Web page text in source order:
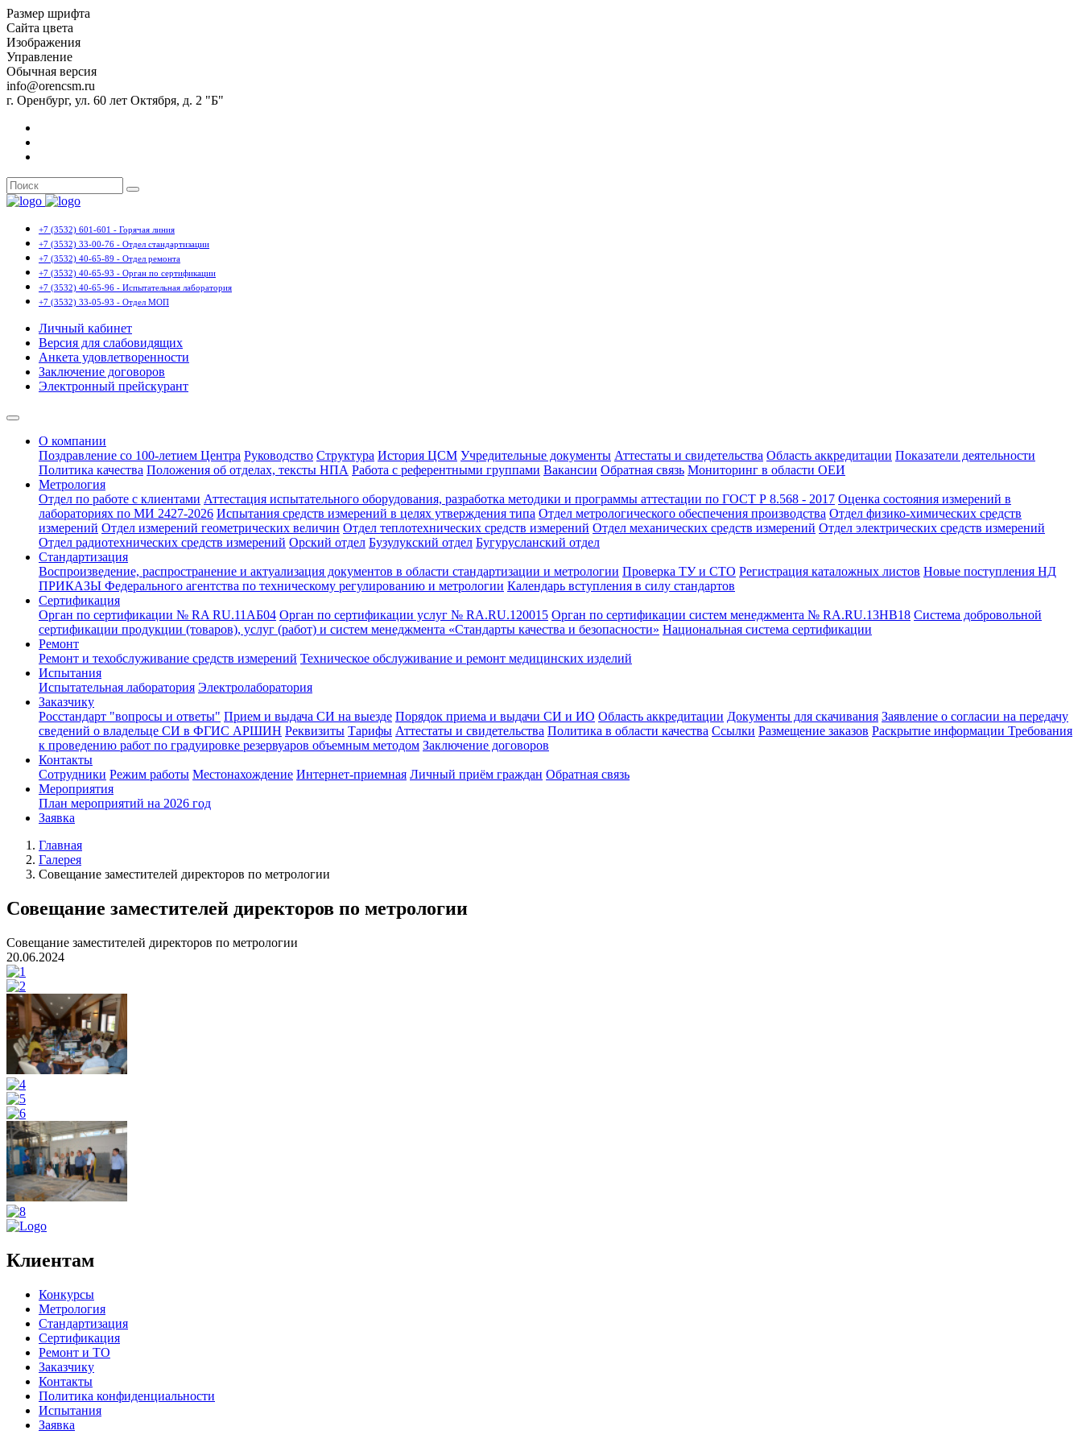
Размер шрифта
Сайта цвета
Изображения
Управление
Обычная версия
info@orencsm.ru
г. Оренбург, ул. 60 лет Октября, д. 2 "Б"
+7 (3532) 601-601 - Горячая линия
+7 (3532) 33-00-76 - Отдел стандартизации
+7 (3532) 40-65-89 - Отдел ремонта
+7 (3532) 40-65-93 - Орган по сертификации
+7 (3532) 40-65-96 - Испытательная лаборатория
+7 (3532) 33-05-93 - Отдел МОП
Личный кабинет
Версия для слабовидящих
Анкета удовлетворенности
Заключение договоров
Электронный прейскурант
О компании
Поздравление со 100-летием Центра Руководство Структура История ЦСМ Учредительные документы Аттестаты и свидетельства Область аккредитации Показатели деятельности
Политика качества Положения об отделах, тексты НПА Работа с референтными группами Вакансии Обратная связь Мониторинг в области ОЕИ
Метрология
Отдел по работе с клиентами Аттестация испытательного оборудования, разработка методики и программы аттестации по ГОСТ Р 8.568 - 2017 Оценка состояния измерений в
лабораториях по МИ 2427-2026 Испытания средств измерений в целях утверждения типа Отдел метрологического обеспечения производства Отдел физико-химических средств
измерений Отдел измерений геометрических величин Отдел теплотехнических средств измерений Отдел механических средств измерений Отдел электрических средств измерений
Отдел радиотехнических средств измерений Орский отдел Бузулукский отдел Бугурусланский отдел
Стандартизация
Воспроизведение, распространение и актуализация документов в области стандартизации и метрологии Проверка ТУ и СТО Регистрация каталожных листов Новые поступления НД
ПРИКАЗЫ Федерального агентства по техническому регулированию и метрологии Календарь вступления в силу стандартов
Сертификация
Орган по сертификации № RA RU.11АБ04 Орган по сертификации услуг № RA.RU.120015 Орган по сертификации систем менеджмента № RA.RU.13HB18 Система добровольной
сертификации продукции (товаров), услуг (работ) и систем менеджмента «Стандарты качества и безопасности» Национальная система сертификации
Ремонт
Ремонт и техобслуживание средств измерений Техническое обслуживание и ремонт медицинских изделий
Испытания
Испытательная лаборатория Электролаборатория
Заказчику
Росстандарт "вопросы и ответы" Прием и выдача СИ на выезде Порядок приема и выдачи СИ и ИО Область аккредитации Документы для скачивания Заявление о согласии на передачу
сведений о владельце СИ в ФГИС АРШИН Реквизиты Тарифы Аттестаты и свидетельства Политика в области качества Ссылки Размещение заказов Раскрытие информации Требования
к проведению работ по градуировке резервуаров объемным методом Заключение договоров
Контакты
Сотрудники Режим работы Местонахождение Интернет-приемная Личный приём граждан Обратная связь
Мероприятия
План мероприятий на 2026 год
Заявка
Главная
Галерея
Совещание заместителей директоров по метрологии
Совещание заместителей директоров по метрологии
Совещание заместителей директоров по метрологии
20.06.2024
Клиентам
Конкурсы
Метрология
Стандартизация
Сертификация
Ремонт и ТО
Заказчику
Контакты
Политика конфиденциальности
Испытания
Заявка